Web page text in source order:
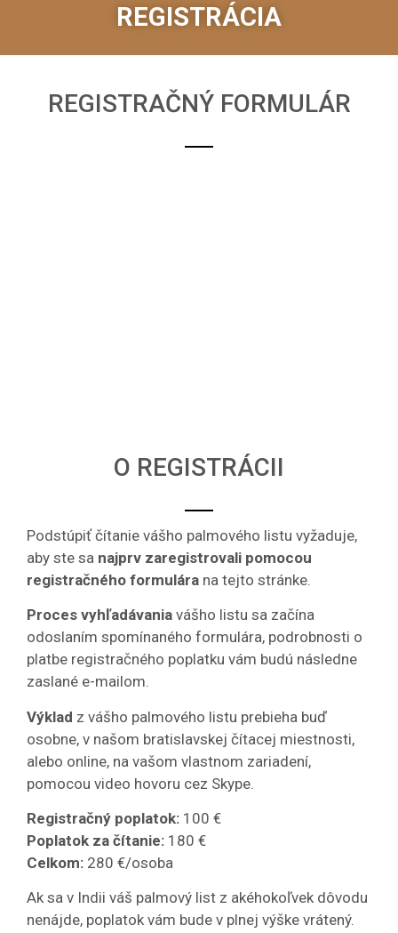
REGISTRÁCIA
REGISTRAČNÝ FORMULÁR
O REGISTRÁCII
Podstúpiť čítanie vášho palmového listu vyžaduje,
aby ste sa najprv zaregistrovali pomocou
registračného formulára na tejto stránke.
Proces vyhľadávania vášho listu sa začína
odoslaním spomínaného formulára, podrobnosti o
platbe registračného poplatku vám budú následne
zaslané e-mailom.
Výklad z vášho palmového listu prebieha buď
osobne, v našom bratislavskej čítacej miestnosti,
alebo online, na vašom vlastnom zariadení,
pomocou video hovoru cez Skype.
Registračný poplatok: 100 €
Poplatok za čítanie: 180 €
Celkom: 280 €/osoba
Ak sa v Indii váš palmový list z akéhokoľvek dôvodu
nenájde, poplatok vám bude v plnej výške vrátený.